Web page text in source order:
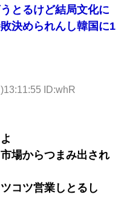
とるけど結局文化に
決められんし韓国に1
ID:whR
場からつまみ出され
コツ営業しとるし